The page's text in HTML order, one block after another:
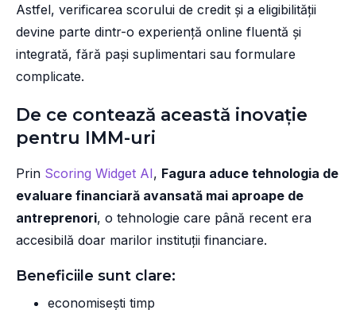
Astfel, verificarea scorului de credit și a eligibilității
devine parte dintr-o experiență online fluentă și
integrată, fără pași suplimentari sau formulare
complicate.
De ce contează această inovație
pentru IMM-uri
Prin Scoring Widget AI, Fagura aduce tehnologia de
evaluare financiară avansată mai aproape de
antreprenori, o tehnologie care până recent era
accesibilă doar marilor instituții financiare.
Beneficiile sunt clare:
economisești timp